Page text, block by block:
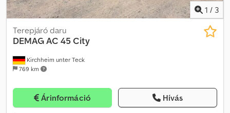
1 / 3
Kirchheim unter Teck
769 km
Terepjáró daru
DEMAGAC 45 City
Árinformáció Hívás